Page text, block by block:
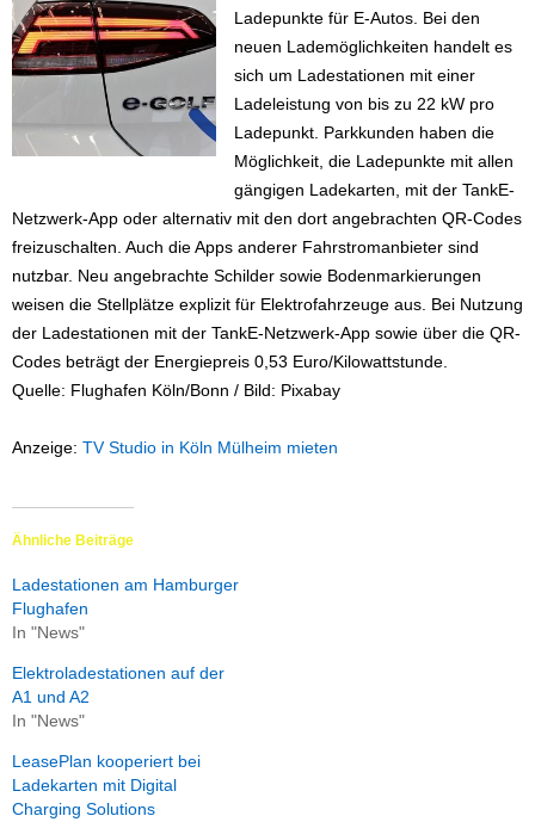
Ladepunkte für E-Autos. Bei den
neuen Lademöglichkeiten handelt es
sich um Ladestationen mit einer
Ladeleistung von bis zu 22 kW pro
Ladepunkt. Parkkunden haben die
Möglichkeit, die Ladepunkte mit allen
gängigen Ladekarten, mit der TankE-
Netzwerk-App oder alternativ mit den dort angebrachten QR-Codes
freizuschalten. Auch die Apps anderer Fahrstromanbieter sind
nutzbar. Neu angebrachte Schilder sowie Bodenmarkierungen
weisen die Stellplätze explizit für Elektrofahrzeuge aus. Bei Nutzung
der Ladestationen mit der TankE-Netzwerk-App sowie über die QR-
Codes beträgt der Energiepreis 0,53 Euro/Kilowattstunde.
Quelle: Flughafen Köln/Bonn / Bild: Pixabay
Anzeige: TV Studio in Köln Mülheim mieten
Ähnliche Beiträge
Ladestationen am Hamburger
Flughafen
In "News"
Elektroladestationen auf der
A1 und A2
In "News"
LeasePlan kooperiert bei
Ladekarten mit Digital
Charging Solutions